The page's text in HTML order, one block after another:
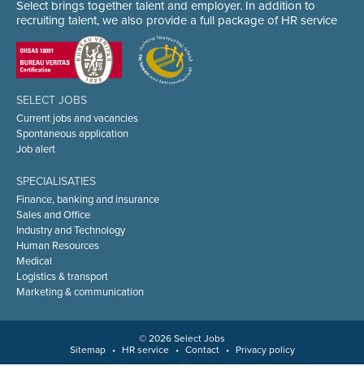
Select brings together talent and employer. In addition to
recruiting talent, we also provide a full package of HR service
SELECT JOBS
Current jobs and vacancies
Spontaneous application
Job alert
SPECIALISATIES
Finance, banking and insurance
Sales and Office
Industry and Technology
Human Resources
Medical
Logistics & transport
Marketing & communication
© 2026 Select Jobs
Sitemap
• HR service • Contact • Privacy policy